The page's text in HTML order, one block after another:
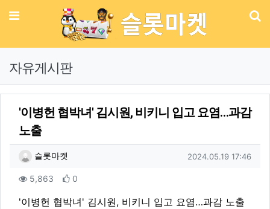
메뉴
자유게시판
'이병헌 협박녀' 김시원, 비키니 입고 요염…과감
노출
작성자 정보
슬롯마켓 작성일
2024.05.19 17:46
컨텐츠 정보
5,863 조회 0
본문
'이병헌 협박녀' 김시원, 비키니 입고 요염…과감 노출